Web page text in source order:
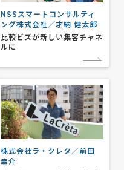
NSSスマートコンサルティ
ング株式会社／才納 健太郎
比較ビズが新しい集客チャネ
ルに
株式会社ラ・クレタ／前田
圭介